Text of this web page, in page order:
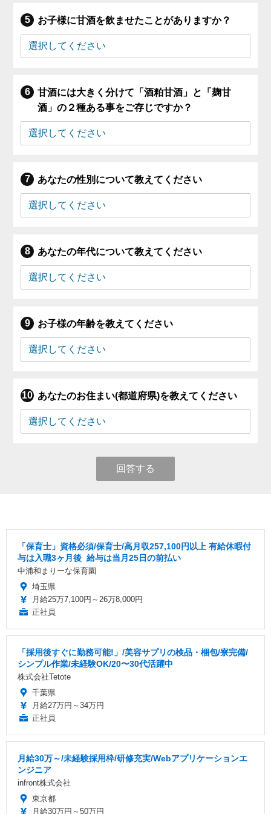
お子様に甘酒を飲ませたことがありますか？
甘酒には大きく分けて「酒粕甘酒」と「麹甘
酒」の２種ある事をご存じですか？
あなたの性別について教えてください
あなたの年代について教えてください
お子様の年齢を教えてください
あなたのお住まい(都道府県)を教えてください
回答する
「保育士」資格必須/保育士/️高月収257,100円以上 ️有給休暇付
与は入職3ヶ月後 ️ 給与は当月25日の前払い
中浦和まりーな保育園
埼玉県
月給25万7,100円～26万8,000円
正社員
「採用後すぐに勤務可能!」/美容サプリの検品・梱包/寮完備/
シンプル作業/未経験OK/20〜30代活躍中
株式会社Tetote
千葉県
月給27万円～34万円
正社員
月給30万～/未経験採用枠/研修充実/Webアプリケーションエ
ンジニア
infront株式会社
東京都
月給30万円～50万円